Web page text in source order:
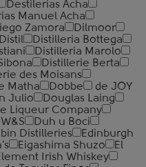
Destilerias Acha
Manuel Acha
Zamora
Dilmoor
Distil
Distilleria Bottega
Distilleria Marolo
Distillerie Berta
des Moisans
Matha Dobbe
de JOY
Julio
Douglas Laing
Liqueur Company
Duh u Boci
Distilleries
Edinburgh
Eigashima Shuzo
El
Irish Whiskey